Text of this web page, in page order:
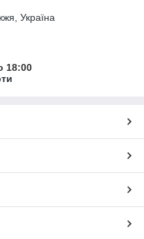
Україна
18:00